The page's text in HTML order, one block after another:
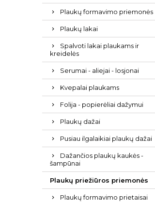
Plaukų formavimo priemonės
Plaukų lakai
Spalvoti lakai plaukams ir
kreidelės
Serumai - aliejai - losjonai
Kvepalai plaukams
Folija - popierėliai dažymui
Plaukų dažai
Pusiau ilgalaikiai plaukų dažai
Dažančios plaukų kaukės -
šampūnai
Plaukų priežiūros priemonės
Plaukų formavimo prietaisai